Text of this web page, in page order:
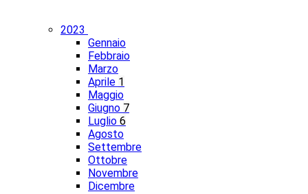
2023
Gennaio
Febbraio
Marzo
Aprile 1
Maggio
Giugno 7
Luglio 6
Agosto
Settembre
Ottobre
Novembre
Dicembre